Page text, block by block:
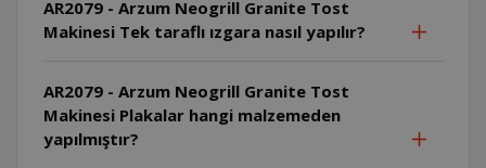
AR2079 - Arzum Neogrill Granite Tost
Makinesi Tek taraflı ızgara nasıl yapılır?
AR2079 - Arzum Neogrill Granite Tost
Makinesi Plakalar hangi malzemeden
yapılmıştır?